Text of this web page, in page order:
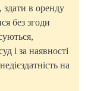
в оренду
без згоди
і за наявності
на